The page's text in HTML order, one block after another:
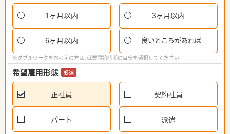
1ヶ月以内 3ヶ月以内
6ヶ月以内 良いところがあれば
※ダブルワークをお考えの方は、就業開始時期の目安を選択してください
希望雇用形態 必須
正社員 契約社員
パート 派遣